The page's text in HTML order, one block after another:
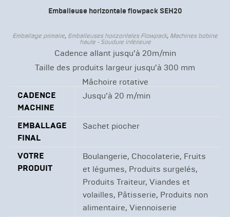
Emballeuse horizontale flowpack SEH20
Emballage primaire, Emballeuses horizontales Flowpack, Machines bobine
haute - Soudure inférieure
Cadence allant jusqu’à 20m/min
Taille des produits largeur jusqu’à 300 mm
Mâchoire rotative
CADENCE
MACHINE
Jusqu’à 20 m/min
EMBALLAGE
FINAL
Sachet piocher
VOTRE
PRODUIT
Boulangerie, Chocolaterie, Fruits
et légumes, Produits surgelés,
Produits Traiteur, Viandes et
volailles, Pâtisserie, Produits non
alimentaire, Viennoiserie